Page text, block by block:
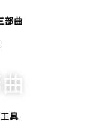
部曲
具